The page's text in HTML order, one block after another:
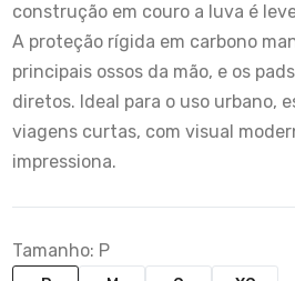
construção em couro a luva é
A proteção rígida em carbono
principais ossos da mão, e os
diretos. Ideal para o uso urbano,
viagens curtas, com visual
impressiona.
Tamanho: P